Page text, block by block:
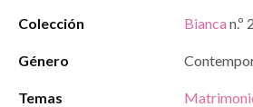
Colección Bianca n.º
Género
Temas